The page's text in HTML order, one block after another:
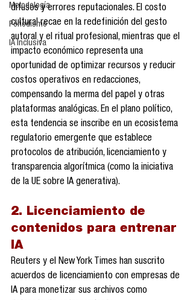
Metodología
Periodismo
IA Inclusiva
difusos y errores reputacionales. El costo
cultural recae en la redefinición del gesto
autoral y el ritual profesional, mientras que el
impacto económico representa una
oportunidad de optimizar recursos y reducir
costos operativos en redacciones,
compensando la merma del papel y otras
plataformas analógicas. En el plano político,
esta tendencia se inscribe en un ecosistema
regulatorio emergente que establece
protocolos de atribución, licenciamiento y
transparencia algorítmica (como la iniciativa
de la UE sobre IA generativa).
2. Licenciamiento de
contenidos para entrenar
IA
Reuters y el New York Times han suscrito
acuerdos de licenciamiento con empresas de
IA para monetizar sus archivos como